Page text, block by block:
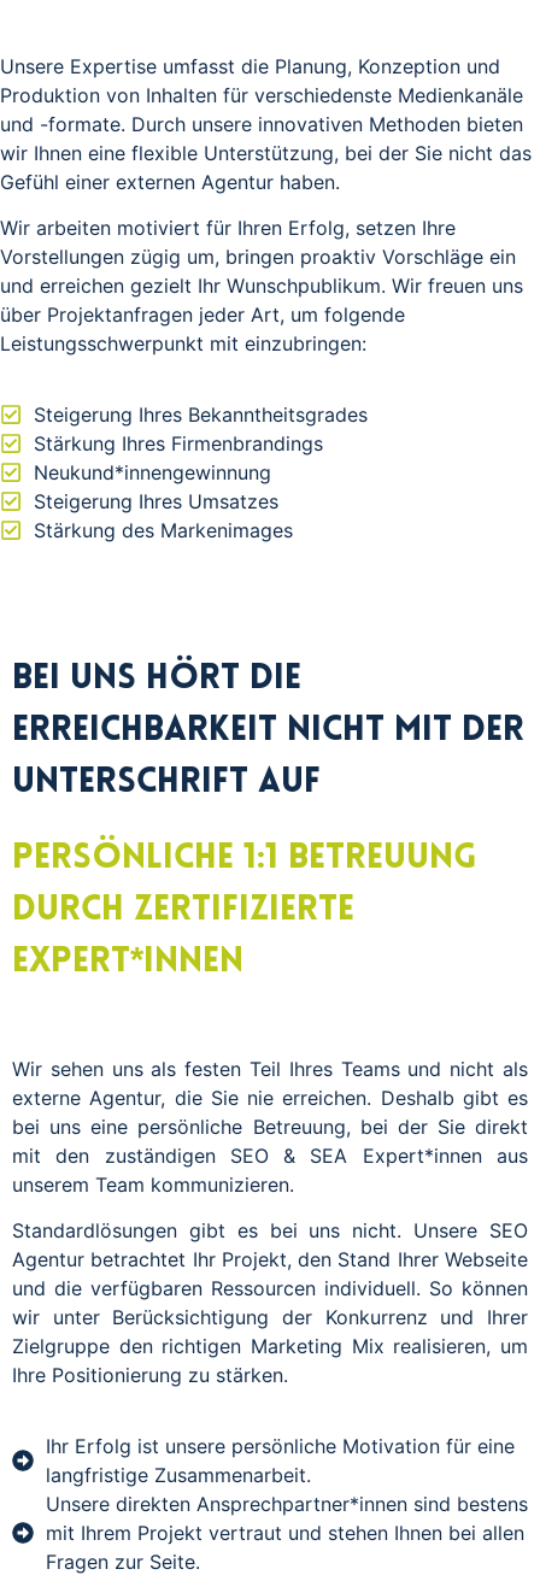
Unsere Expertise umfasst die Planung, Konzeption und
Produktion von Inhalten für verschiedenste Medienkanäle
und -formate. Durch unsere innovativen Methoden bieten
wir Ihnen eine flexible Unterstützung, bei der Sie nicht das
Gefühl einer externen Agentur haben.
Wir arbeiten motiviert für Ihren Erfolg, setzen Ihre
Vorstellungen zügig um, bringen proaktiv Vorschläge ein
und erreichen gezielt Ihr Wunschpublikum. Wir freuen uns
über Projektanfragen jeder Art, um folgende
Leistungsschwerpunkt mit einzubringen:
Steigerung Ihres Bekanntheitsgrades
Stärkung Ihres Firmenbrandings
Neukund*innengewinnung
Steigerung Ihres Umsatzes
Stärkung des Markenimages
Bei uns hört die
Erreichbarkeit nicht mit der
Unterschrift auf
Persönliche 1:1 Betreuung
durch zertifizierte
Expert*innen
Wir sehen uns als festen Teil Ihres Teams und nicht als
externe Agentur, die Sie nie erreichen. Deshalb gibt es
bei uns eine persönliche Betreuung, bei der Sie direkt
mit den zuständigen SEO & SEA Expert*innen aus
unserem Team kommunizieren.
Standardlösungen gibt es bei uns nicht. Unsere SEO
Agentur betrachtet Ihr Projekt, den Stand Ihrer Webseite
und die verfügbaren Ressourcen individuell. So können
wir unter Berücksichtigung der Konkurrenz und Ihrer
Zielgruppe den richtigen Marketing Mix realisieren, um
Ihre Positionierung zu stärken.
Ihr Erfolg ist unsere persönliche Motivation für eine
langfristige Zusammenarbeit.
Unsere direkten Ansprechpartner*innen sind bestens
mit Ihrem Projekt vertraut und stehen Ihnen bei allen
Fragen zur Seite.